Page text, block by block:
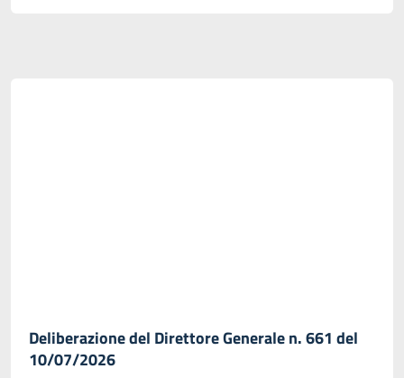
Deliberazione del Direttore Generale n. 661 del
10/07/2026